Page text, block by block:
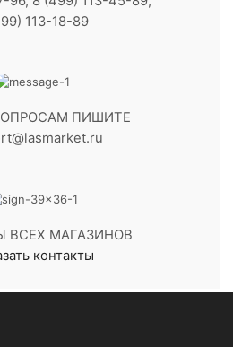
113-18-89
ПИШИТЕ
ВСЕХ МАГАЗИНОВ
контакты